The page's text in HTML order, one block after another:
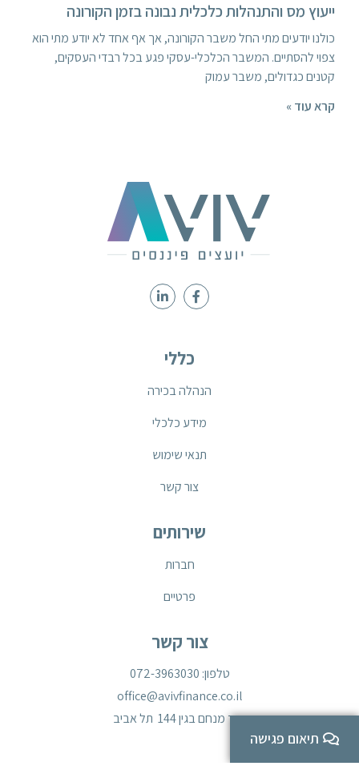
תיאום פגישה
ייעוץ מס והתנהלות כלכלית נבונה בזמן הקורונה
כולנו יודעים מתי החל משבר הקורונה, אך אף אחד לא יודע מתי הוא
צפוי להסתיים. המשבר הכלכלי-עסקי פגע בכל רבדי העסקים,
קטנים כגדולים, משבר עמוק
קרא עוד »
כללי
הנהלה בכירה
מידע כלכלי
תנאי שימוש
צור קשר
שירותים
חברות
פרטיים
צור קשר
טלפון: 072-3963030
office@avivfinance.co.il
דרך מנחם בגין 144 תל אביב